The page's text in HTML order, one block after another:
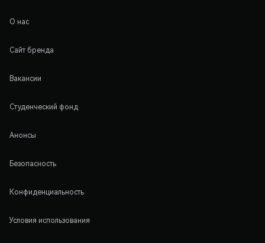
О нас
Сайт бренда
Вакансии
Студенческий фонд
Анонсы
Безопасность
Конфиденциальность
Условия использования